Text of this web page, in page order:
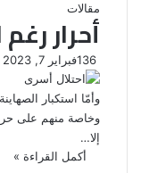
مقالات
أحرار
فبراير 7, 2023
وأمّا استكبار
وخاصة منهم على
إلا…
أكمل القراءة »